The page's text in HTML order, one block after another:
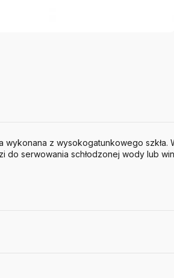
z wysokogatunkowego szkła.
do serwowania schłodzonej wody lub